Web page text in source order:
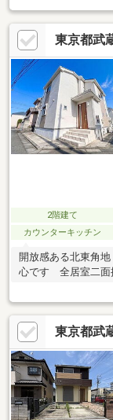
東京都武
2階建て
カウンターキッチン
開放感ある北東角
心です 全居室二面
にお問い合わせくだ
東京都武